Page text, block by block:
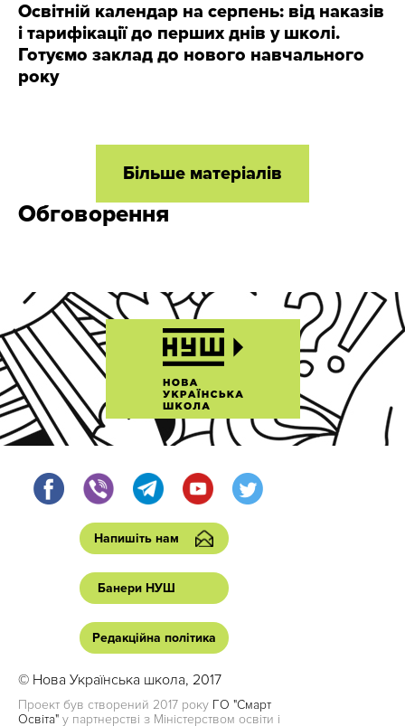
Освітній календар на серпень: від наказів
і тарифікації до перших днів у школі.
Готуємо заклад до нового навчального
року
Більше матеріалів
Обговорення
Напишіть нам
Банери НУШ
Редакційна політика
© Нова Українська школа, 2017
Проект був створений 2017 року ГО "Смарт
Освіта" у партнерстві з Міністерством освіти і